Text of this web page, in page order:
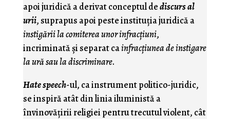
apoi juridică a derivat conceptul dediscurs al
urii, suprapus apoi peste instituţia juridică a
instigării la comiterea unor infracţiuni,
incriminată şi separat cainfracţiunea de instigare
la ură sau la discriminare.
Hate speech-ul, ca instrument politico-juridic,
se inspiră atât din linia iluministă a
învinovăţirii religiei pentru trecutul violent, cât